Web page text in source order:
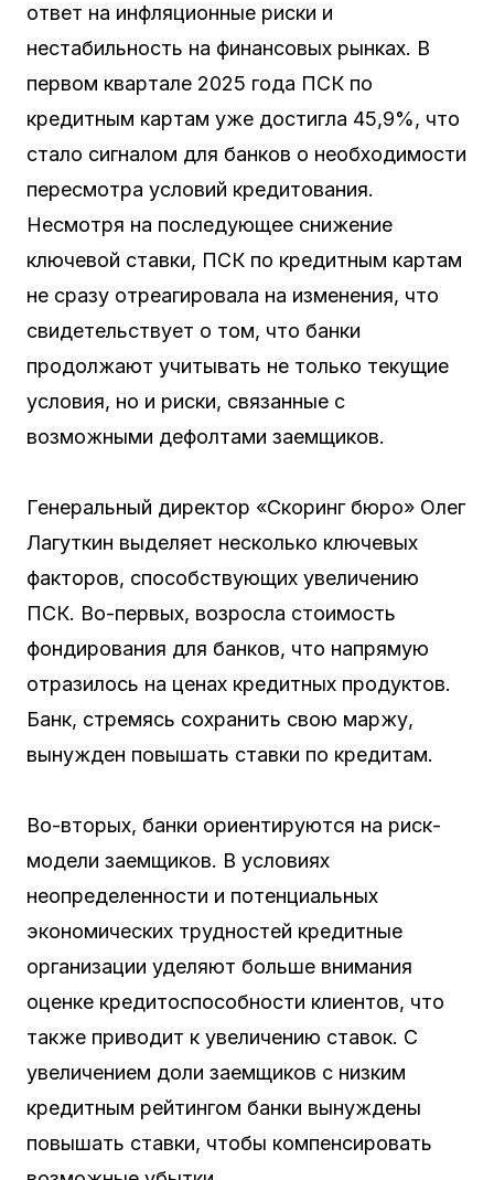
ответ на инфляционные риски и
нестабильность на финансовых рынках. В
первом квартале 2025 года ПСК по
кредитным картам уже достигла 45,9%, что
стало сигналом для банков о необходимости
пересмотра условий кредитования.
Несмотря на последующее снижение
ключевой ставки, ПСК по кредитным картам
не сразу отреагировала на изменения, что
свидетельствует о том, что банки
продолжают учитывать не только текущие
условия, но и риски, связанные с
возможными дефолтами заемщиков.
Генеральный директор «Скоринг бюро» Олег
Лагуткин выделяет несколько ключевых
факторов, способствующих увеличению
ПСК. Во-первых, возросла стоимость
фондирования для банков, что напрямую
отразилось на ценах кредитных продуктов.
Банк, стремясь сохранить свою маржу,
вынужден повышать ставки по кредитам.
Во-вторых, банки ориентируются на риск-
модели заемщиков. В условиях
неопределенности и потенциальных
экономических трудностей кредитные
организации уделяют больше внимания
оценке кредитоспособности клиентов, что
также приводит к увеличению ставок. С
увеличением доли заемщиков с низким
кредитным рейтингом банки вынуждены
повышать ставки, чтобы компенсировать